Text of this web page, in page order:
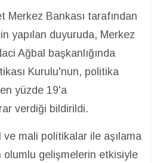
Merkez Bankası tarafından
yapılan duyuruda, Merkez
Ağbal başkanlığında
Kurulu'nun, politika
yüzde 19'a
verdiği bildirildi.
mali politikalar ile aşılama
olumlu gelişmelerin etkisiyle